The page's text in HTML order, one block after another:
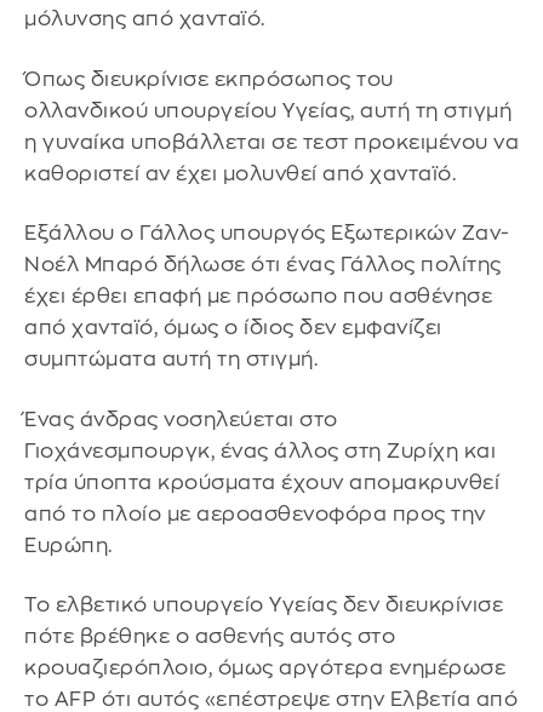
μόλυνσης από χανταϊό.
Όπως διευκρίνισε εκπρόσωπος του
ολλανδικού υπουργείου Υγείας, αυτή τη στιγμή
η γυναίκα υποβάλλεται σε τεστ προκειμένου να
καθοριστεί αν έχει μολυνθεί από χανταϊό.
Εξάλλου ο Γάλλος υπουργός Εξωτερικών Ζαν-
Νοέλ Μπαρό δήλωσε ότι ένας Γάλλος πολίτης
έχει έρθει επαφή με πρόσωπο που ασθένησε
από χανταϊό, όμως ο ίδιος δεν εμφανίζει
συμπτώματα αυτή τη στιγμή.
Ένας άνδρας νοσηλεύεται στο
Γιοχάνεσμπουργκ, ένας άλλος στη Ζυρίχη και
τρία ύποπτα κρούσματα έχουν απομακρυνθεί
από το πλοίο με αεροασθενοφόρα προς την
Ευρώπη.
Το ελβετικό υπουργείο Υγείας δεν διευκρίνισε
πότε βρέθηκε ο ασθενής αυτός στο
κρουαζιερόπλοιο, όμως αργότερα ενημέρωσε
το AFP ότι αυτός «επέστρεψε στην Ελβετία από